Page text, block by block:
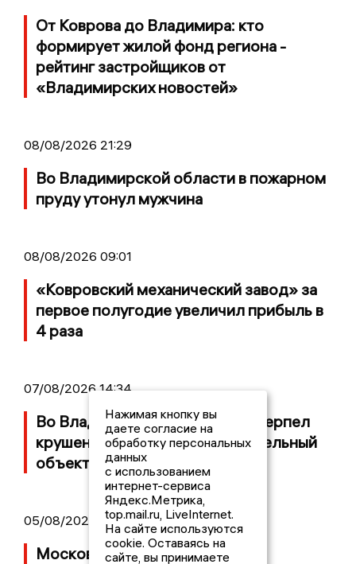
От Коврова до Владимира: кто
формирует жилой фонд региона -
рейтинг застройщиков от
«Владимирских новостей»
08/08/2026 21:29
Во Владимирской области в пожарном
пруду утонул мужчина
08/08/2026 09:01
«Ковровский механический завод» за
первое полугодие увеличил прибыль в
4 раза
07/08/2026 14:34
Во Владимирской области потерпел
крушение неопознанный летательный
объект
05/08/2026 08:30
Московский ЧОП подал иск к
Нажимая кнопку вы
даете согласие на
обработку персональных
данных
с использованием
интернет-сервиса
Яндекс.Метрика,
top.mail.ru, LiveInternet.
На сайте используются
cookie. Оставаясь на
сайте, вы принимаете